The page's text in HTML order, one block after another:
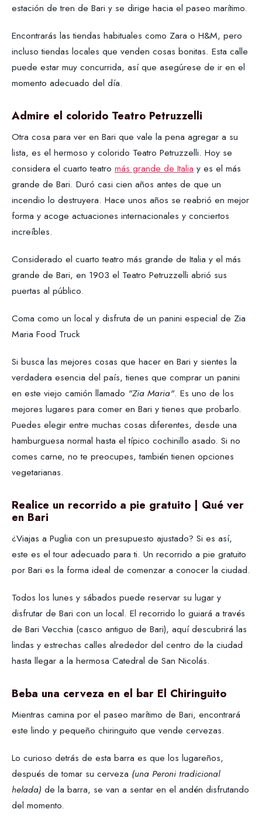
estación de tren de Bari y se dirige hacia el paseo marítimo.
Encontrarás las tiendas habituales como Zara o H&M, pero
incluso tiendas locales que venden cosas bonitas. Esta calle
puede estar muy concurrida, así que asegúrese de ir en el
momento adecuado del día.
Admire el colorido Teatro Petruzzelli
Otra cosa para ver en Bari que vale la pena agregar a su
lista, es el hermoso y colorido Teatro Petruzzelli. Hoy se
considera el cuarto teatro más grande de Italia y es el más
grande de Bari. Duró casi cien años antes de que un
incendio lo destruyera. Hace unos años se reabrió en mejor
forma y acoge actuaciones internacionales y conciertos
increíbles.
Considerado el cuarto teatro más grande de Italia y el más
grande de Bari, en 1903 el Teatro Petruzzelli abrió sus
puertas al público.
Coma como un local y disfruta de un panini especial de Zia
Maria Food Truck
Si busca las mejores cosas que hacer en Bari y sientes la
verdadera esencia del país, tienes que comprar un panini
en este viejo camión llamado "Zia Maria". Es uno de los
mejores lugares para comer en Bari y tienes que probarlo.
Puedes elegir entre muchas cosas diferentes, desde una
hamburguesa normal hasta el típico cochinillo asado. Si no
comes carne, no te preocupes, también tienen opciones
vegetarianas.
Realice un recorrido a pie gratuito | Qué ver
en Bari
¿Viajas a Puglia con un presupuesto ajustado? Si es así,
este es el tour adecuado para ti. Un recorrido a pie gratuito
por Bari es la forma ideal de comenzar a conocer la ciudad.
Todos los lunes y sábados puede reservar su lugar y
disfrutar de Bari con un local. El recorrido lo guiará a través
de Bari Vecchia (casco antiguo de Bari), aquí descubrirá las
lindas y estrechas calles alrededor del centro de la ciudad
hasta llegar a la hermosa Catedral de San Nicolás.
Beba una cerveza en el bar El Chiringuito
Mientras camina por el paseo marítimo de Bari, encontrará
este lindo y pequeño chiringuito que vende cervezas.
Lo curioso detrás de esta barra es que los lugareños,
después de tomar su cerveza (una Peroni tradicional
helada) de la barra, se van a sentar en el andén disfrutando
del momento.